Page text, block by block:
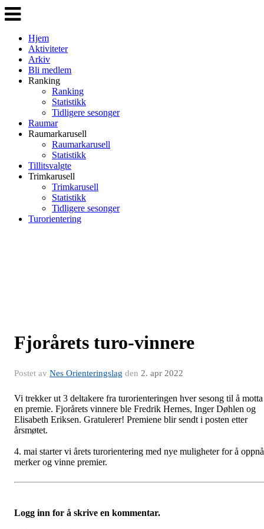
Veksle
navigasjon
Hjem
Aktiviteter
Arkiv
Bli medlem
Ranking
Ranking
Statistikk
Tidligere sesonger
Raumar
Raumarkarusell
Raumarkarusell
Statistikk
Tillitsvalgte
Trimkarusell
Trimkarusell
Statistikk
Tidligere sesonger
Turorientering
Fjorårets turo-vinnere
Postet av Nes Orienteringslag den 2. apr 2022
Vi trekker ut 3 deltakere fra turorienteringen hver sesong til å motta
en premie. Fjorårets vinnere ble Fredrik Hernes, Inger Døhlen og
Elisabeth Eriksen. Gratulerer! Premiene blir sendt i posten etter
årsmøtet.
4. mai starter vi årets turorientering med nye muligheter for å oppnå
merker og vinne premier.
Logg inn for å skrive en kommentar.